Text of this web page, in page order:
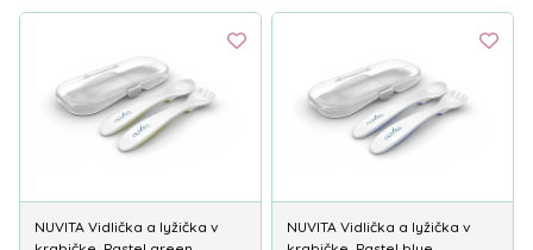
NUVITA Vidlička a lyžička v
NUVITA Vidlička a lyžička v